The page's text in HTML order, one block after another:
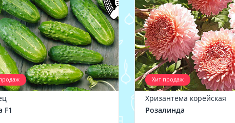
F1
Хит продаж
Хризантема корейская
Розалинда